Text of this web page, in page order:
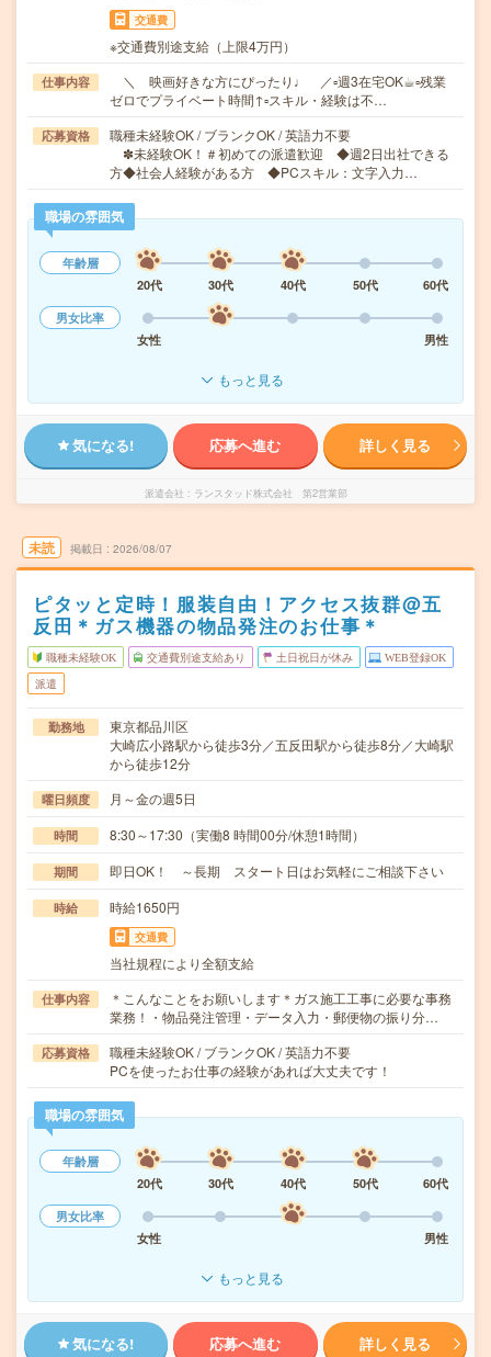
交通費
※交通費別途支給（上限4万円）
仕事内容
＼ 映画好きな方にぴったり♩ ／▫週3在宅OK☕︎▫残業
ゼロでプライベート時間↑▫スキル・経験は不…
応募資格
職種未経験OK / ブランクOK / 英語力不要
✽未経験OK！＃初めての派遣歓迎 ◆週2日出社できる
方◆社会人経験がある方 ◆PCスキル：文字入力…
職場の雰囲気
年齢層
20代
30代 40代 50代
60代
男女比率
女性
男性
もっと見る
気になる! 応募へ進む 詳しく見る
派遣会社 ランスタッド株式会社 第2営業部
未読 掲載日 2026/08/07
ピタッと定時！服装自由！アクセス抜群@五
反田＊ガス機器の物品発注のお仕事＊
職種未経験OK 交通費別途支給あり 土日祝日が休み WEB登録OK
派遣
勤務地
東京都品川区
大崎広小路駅から徒歩3分／五反田駅から徒歩8分／大崎駅
から徒歩12分
曜日頻度 月～金の週5日
時間 8:30～17:30（実働8 時間00分/休憩1時間）
期間 即日OK！ ～長期 スタート日はお気軽にご相談下さい
時給 時給1650円
交通費
当社規程により全額支給
仕事内容
＊こんなことをお願いします＊ガス施工工事に必要な事務
業務！・物品発注管理・データ入力・郵便物の振り分…
応募資格
職種未経験OK / ブランクOK / 英語力不要
PCを使ったお仕事の経験があれば大丈夫です！
職場の雰囲気
年齢層
20代
30代 40代 50代
60代
男女比率
女性
男性
もっと見る
気になる! 応募へ進む 詳しく見る